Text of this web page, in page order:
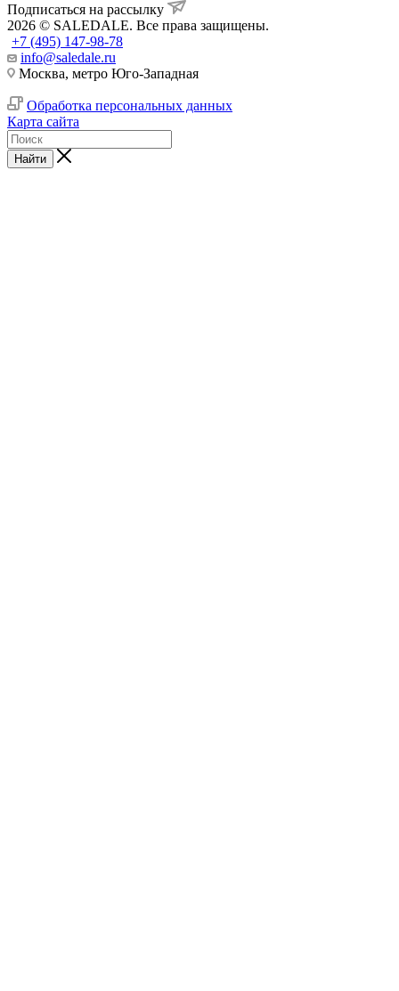
Подписаться на рассылку
2026 © SALEDALE. Все права защищены.
+7 (495) 147-98-78
info@saledale.ru
Москва, метро Юго-Западная
Обработка персональных данных
Карта сайта
Найти